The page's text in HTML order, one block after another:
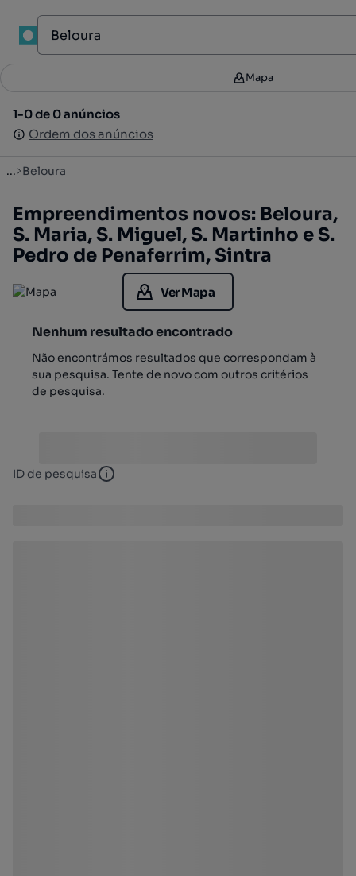
Filtros
1-0 de 0 anúncios
Ordem dos anúncios
Mapa
1-0 de 0 anúncios
Ordem dos anúncios
... Beloura
Empreendimentos novos: Beloura,
S. Maria, S. Miguel, S. Martinho e S.
Pedro de Penaferrim, Sintra
Ver Mapa
Nenhum resultado encontrado
Não encontrámos resultados que correspondam à
sua pesquisa. Tente de novo com outros critérios
de pesquisa.
ID de pesquisa ID de pesquisa